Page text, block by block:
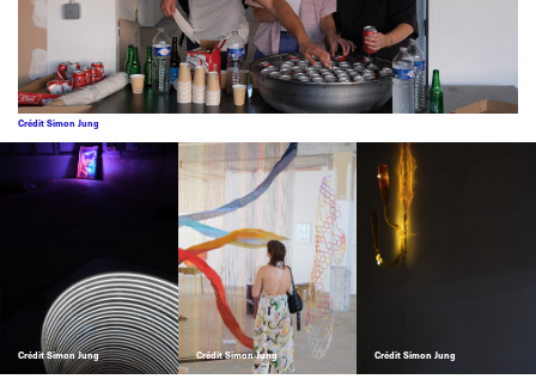
Crédit Simon Jung
Crédit Simon Jung Crédit Simon Jung Crédit Simon Jung